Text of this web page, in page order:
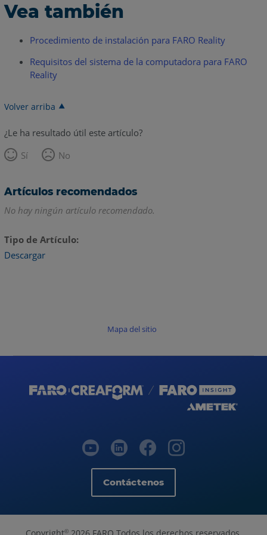
Vea también
Procedimiento de instalación para FARO Reality
Requisitos del sistema de la computadora para FARO
Reality
Volver arriba
¿Le ha resultado útil este artículo?
Sí
No
Artículos recomendados
No hay ningún artículo recomendado.
Tipo de Artículo
Descargar
Mapa del sitio
Contáctenos
©